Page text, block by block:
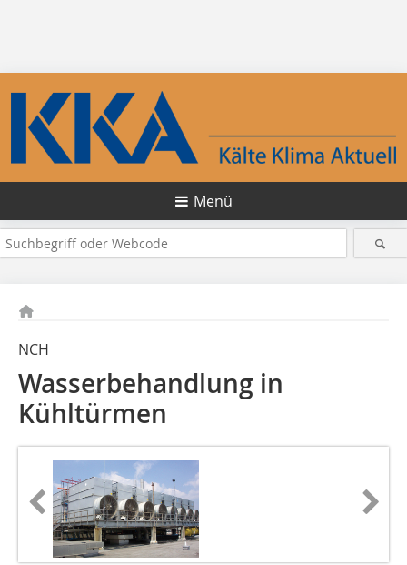
Menü
NCH
Wasserbehandlung in
Kühltürmen